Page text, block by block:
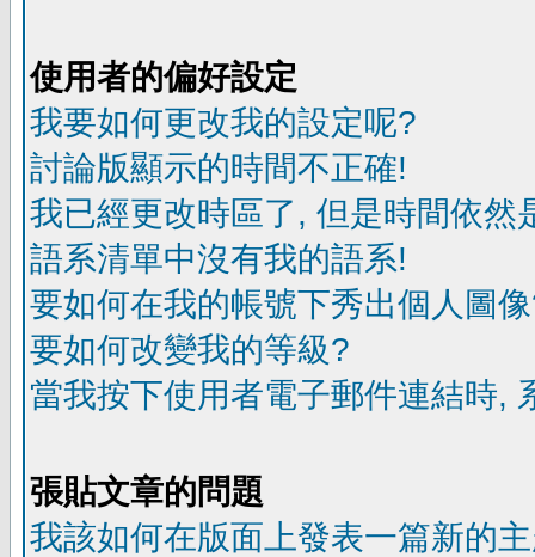
使用者的偏好設定
我要如何更改我的設定呢?
討論版顯示的時間不正確!
我已經更改時區了, 但是時間依然
語系清單中沒有我的語系!
要如何在我的帳號下秀出個人圖
要如何改變我的等級?
當我按下使用者電子郵件連結時,
張貼文章的問題
我該如何在版面上發表一篇新的